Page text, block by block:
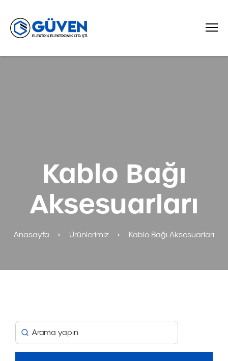
Kablo Bağı
Aksesuarları
Anasayfa Ürünlerimiz Kablo Bağı Aksesuarları